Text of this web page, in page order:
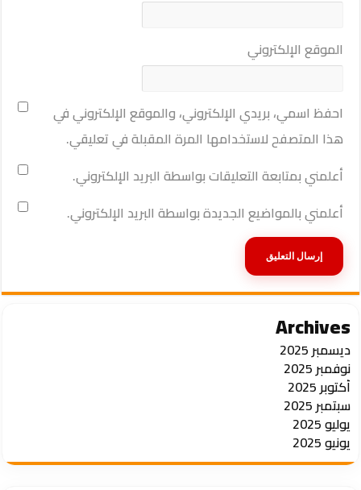
الموقع الإلكتروني
احفظ اسمي، بريدي الإلكتروني، والموقع الإلكتروني في
هذا المتصفح لاستخدامها المرة المقبلة في تعليقي.
أعلمني بمتابعة التعليقات بواسطة البريد الإلكتروني.
أعلمني بالمواضيع الجديدة بواسطة البريد الإلكتروني.
Archives
ديسمبر 2025
نوفمبر 2025
أكتوبر 2025
سبتمبر 2025
يوليو 2025
يونيو 2025